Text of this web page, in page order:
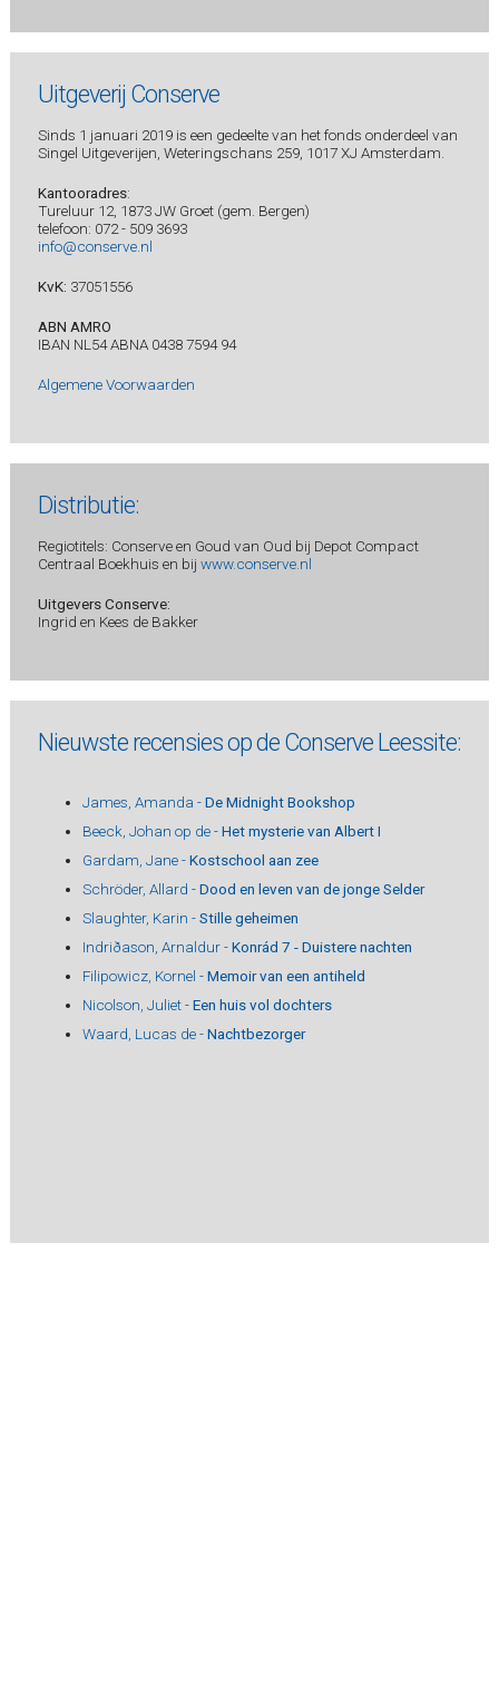
Uitgeverij Conserve
Sinds 1 januari 2019 is een gedeelte van het fonds onderdeel van
Singel Uitgeverijen, Weteringschans 259, 1017 XJ Amsterdam.
Kantooradres:
Tureluur 12, 1873 JW Groet (gem. Bergen)
telefoon: 072 - 509 3693
info@conserve.nl
KvK: 37051556
ABN AMRO
IBAN NL54 ABNA 0438 7594 94
Algemene Voorwaarden
Distributie:
Regiotitels: Conserve en Goud van Oud bij Depot Compact
Centraal Boekhuis en bij www.conserve.nl
Uitgevers Conserve:
Ingrid en Kees de Bakker
Nieuwste recensies op de Conserve Leessite:
James, Amanda -De Midnight Bookshop
Beeck, Johan op de -Het mysterie van Albert I
Gardam, Jane -Kostschool aan zee
Schröder, Allard -Dood en leven van de jonge Selder
Slaughter, Karin -Stille geheimen
Indriðason, Arnaldur -Konrád 7 - Duistere nachten
Filipowicz, Kornel -Memoir van een antiheld
Nicolson, Juliet -Een huis vol dochters
Waard, Lucas de -Nachtbezorger